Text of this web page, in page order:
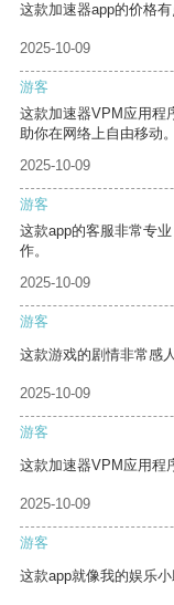
这款加速器app的价格
2025-10-09
游客
这款加速器VPM应用程
助你在网络上自由移动。
2025-10-09
游客
这款app的客服非常专
作。
2025-10-09
游客
这款游戏的剧情非常感
2025-10-09
游客
这款加速器VPM应用程
2025-10-09
游客
这款app就像我的娱乐